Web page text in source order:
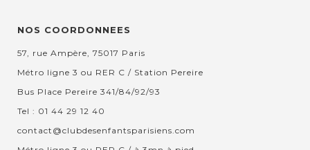
NOS COORDONNEES
57, rue Ampère, 75017 Paris
Métro ligne 3 ou RER C / Station Pereire
Bus Place Pereire 341/84/92/93
Tel : 01 44 29 12 40
contact@clubdesenfantsparisiens.com